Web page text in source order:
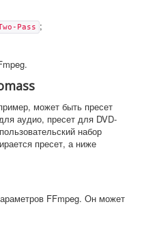
Pass ;
может быть пресет
аудио, пресет для DVD-
набор
пресет, а ниже
FFmpeg. Он может